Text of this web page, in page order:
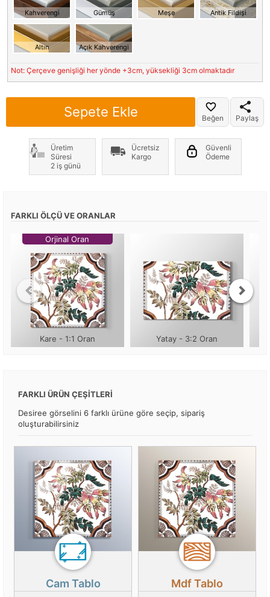
Kahverengi Gümüş Meşe Antik Fildişi
Altın Açık Kahverengi
Not: Çerçeve genişliği her yönde +3cm, yüksekliği 3cm olmaktadır
Sepete Ekle Beğen Paylaş
Üretim
Süresi
2 iş günü
Ücretsiz
Kargo
Güvenli
Ödeme
FARKLI ÖLÇÜ VE ORANLAR
Orjinal Oran
Kare - 1:1 Oran Yatay - 3:2 Oran
FARKLI ÜRÜN ÇEŞİTLERİ
Desiree görselini 6 farklı ürüne göre seçip, sipariş
oluşturabilirsiniz
Cam Tablo Mdf Tablo